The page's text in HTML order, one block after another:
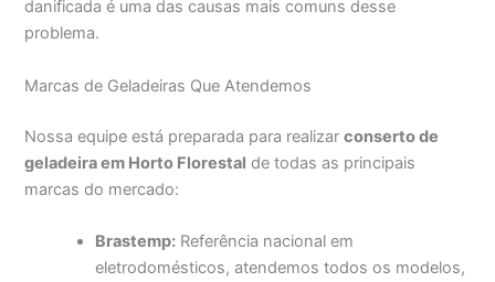
danificada é uma das causas mais comuns desse
problema.
Marcas de Geladeiras Que Atendemos
Nossa equipe está preparada para realizarconserto de
geladeira em Horto Florestal de todas as principais
marcas do mercado:
Brastemp: Referência nacional em
eletrodomésticos, atendemos todos os modelos,